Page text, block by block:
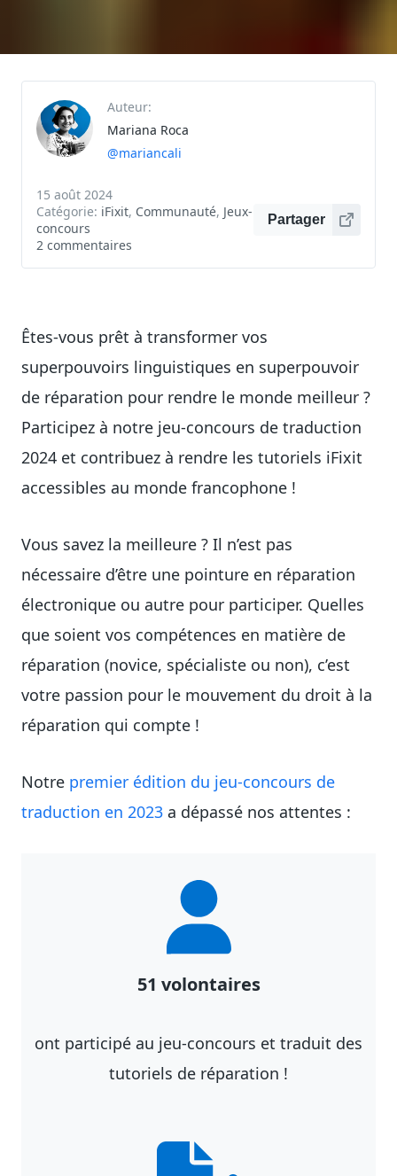
Auteur:
Mariana Roca
@mariancali
15 août 2024
Catégorie: iFixit, Communauté, Jeux-
concours
2 commentaires
Partager
Êtes-vous prêt à transformer vos
superpouvoirs linguistiques en superpouvoir
de réparation pour rendre le monde meilleur ?
Participez à notre jeu-concours de traduction
2024 et contribuez à rendre les tutoriels iFixit
accessibles au monde francophone !
Vous savez la meilleure ? Il n’est pas
nécessaire d’être une pointure en réparation
électronique ou autre pour participer. Quelles
que soient vos compétences en matière de
réparation (novice, spécialiste ou non), c’est
votre passion pour le mouvement du droit à la
réparation qui compte !
Notre premier édition du jeu-concours de
traduction en 2023 a dépassé nos attentes :
51 volontaires
ont participé au jeu-concours et traduit des
tutoriels de réparation !